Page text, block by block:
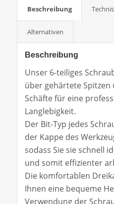
Beschreibung
Alternativen
Beschreibung
Unser 6-teiliges
über gehärtete Spitzen
Schäfte für eine
Langlebigkeit.
Der Bit-Typ jedes
der Kappe des
sodass Sie sie schnell
und somit effizienter
Die komfortablen
Ihnen eine bequeme
Verwendung der